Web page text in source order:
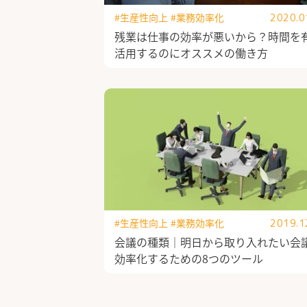
残業は仕事の効率が悪いから？時間を
活用するのにオススメの働き方
#生産性向上 #業務効率化
会議の種類｜明日から取り入れたい会
効率化するための8つのツール
#生産性向上 #業務効率化